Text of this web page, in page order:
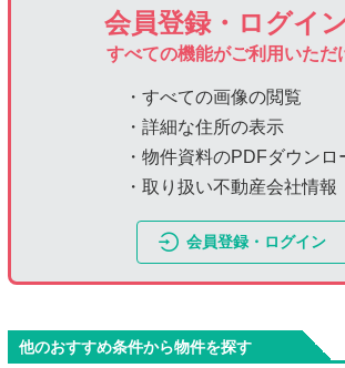
会員登録・ログイ
すべての機能がご利用いただ
・すべての画像の閲覧
・詳細な住所の表示
・物件資料のPDFダウンロ
・取り扱い不動産会社情報
会員登録・ログイン
他のおすすめ条件から物件を探す